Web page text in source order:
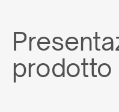
prodotto